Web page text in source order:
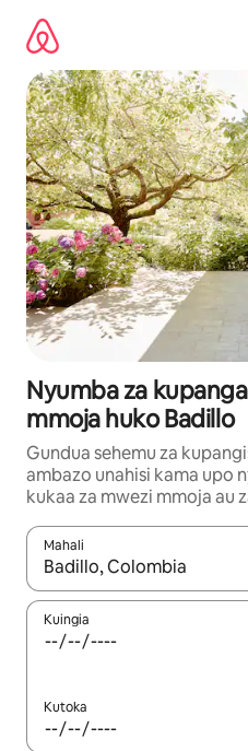
kwenda
kwenye
maudhui
Nyumba za
mmoja huko Badillo
Gundua sehemu za
ambazo unahisi kama upo
kukaa za mwezi mmoja au
Mahali
Wakati matokeo
Kuingia
Kutoka